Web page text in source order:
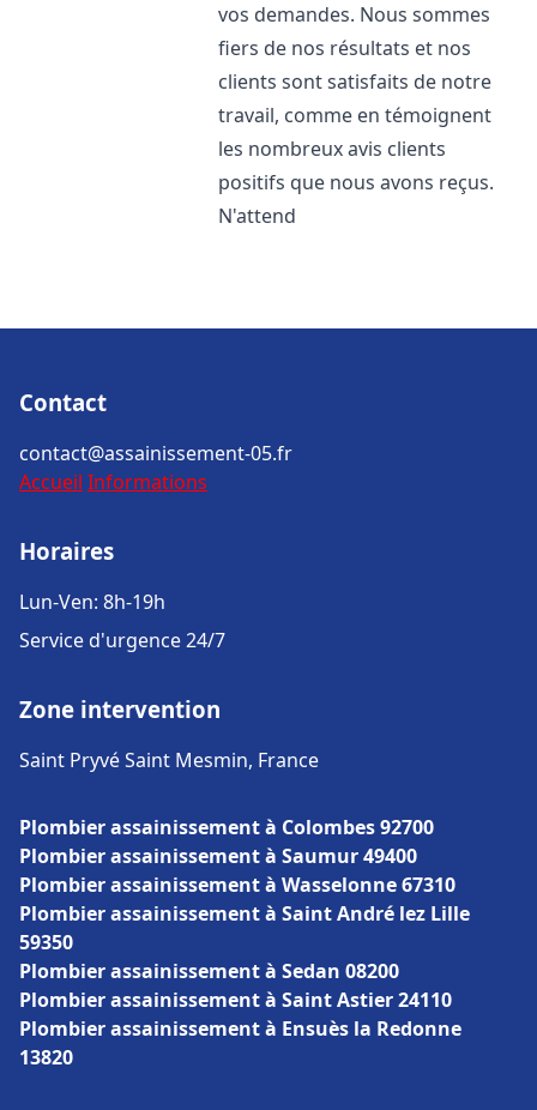
vos demandes. Nous sommes
fiers de nos résultats et nos
clients sont satisfaits de notre
travail, comme en témoignent
les nombreux avis clients
positifs que nous avons reçus.
N'attend
Contact
contact@assainissement-05.fr
Accueil Informations
Horaires
Lun-Ven: 8h-19h
Service d'urgence 24/7
Zone intervention
Saint Pryvé Saint Mesmin, France
Plombier assainissement à Colombes 92700
Plombier assainissement à Saumur 49400
Plombier assainissement à Wasselonne 67310
Plombier assainissement à Saint André lez Lille
59350
Plombier assainissement à Sedan 08200
Plombier assainissement à Saint Astier 24110
Plombier assainissement à Ensuès la Redonne
13820